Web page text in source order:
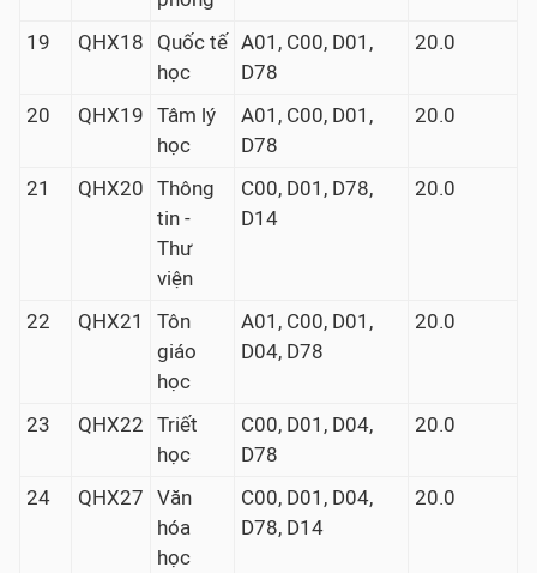
19
QHX18
Quốc tế
học
A01, C00, D01,
D78
20.0
20 QHX19 Tâm lý
học
A01, C00, D01,
D78
20.0
21 QHX20 Thông
tin -
Thư
viện
C00, D01, D78,
D14
20.0
22 QHX21
Tôn
giáo
học
A01, C00, D01,
D04, D78
20.0
23 QHX22 Triết
học
C00, D01, D04,
D78
20.0
24 QHX27 Văn
hóa
học
C00, D01, D04,
D78, D14
20.0